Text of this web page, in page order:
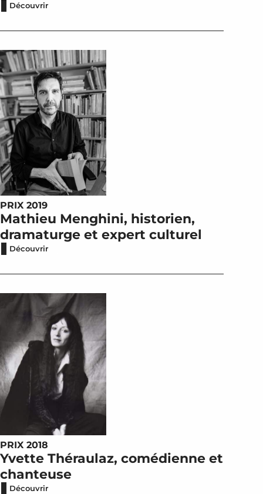
Découvrir
PRIX 2019
Mathieu Menghini, historien,
dramaturge et expert culturel
Découvrir
PRIX 2018
Yvette Théraulaz, comédienne et
chanteuse
Découvrir